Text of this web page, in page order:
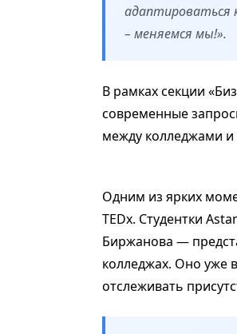
адаптироваться
– меняемся мы!».
В рамках секции
современные
между колледжами
Одним из ярких
TEDx. Студентки
Биржанова —
колледжах. Оно уже
отслеживать